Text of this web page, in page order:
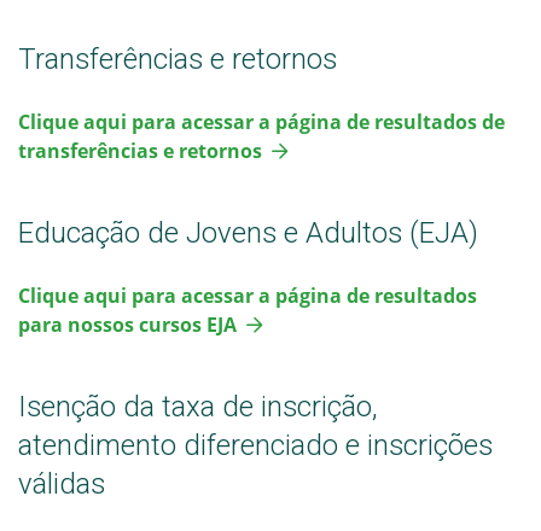
Transferências e retornos
Clique aqui para acessar a página de resultados de
transferências e retornos
Educação de Jovens e Adultos (EJA)
Clique aqui para acessar a página de resultados
para nossos cursos EJA
Isenção da taxa de inscrição,
atendimento diferenciado e inscrições
válidas